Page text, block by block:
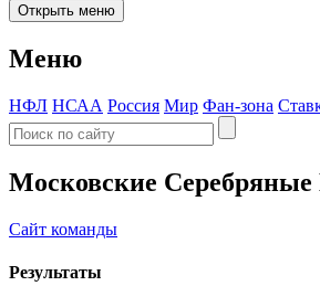
Открыть меню
Меню
НФЛ НСАА Россия Мир Фан-зона
Московские
Сайт команды
Результаты